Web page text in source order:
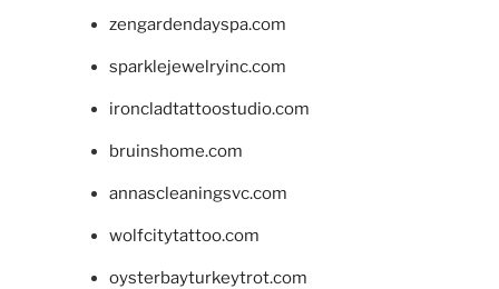
zengardendayspa.com
sparklejewelryinc.com
ironcladtattoostudio.com
bruinshome.com
annascleaningsvc.com
wolfcitytattoo.com
oysterbayturkeytrot.com